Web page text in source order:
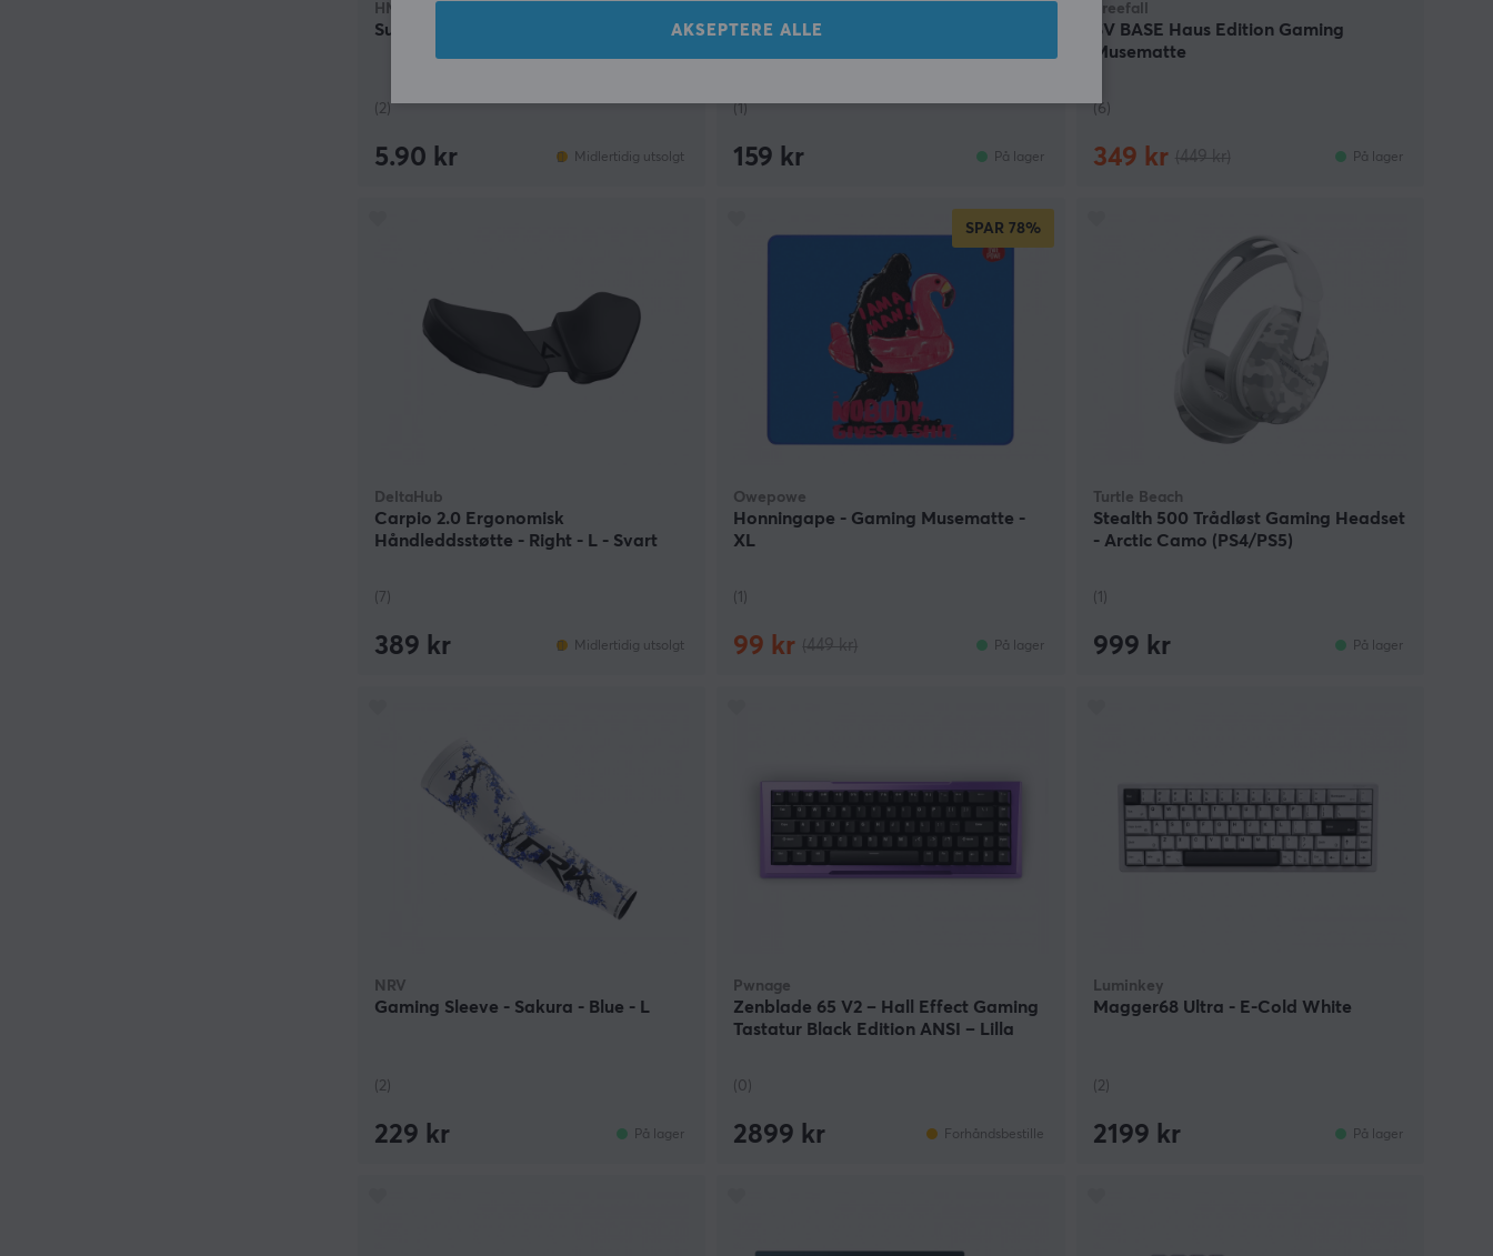
HMX
Sunset Gleam Linear Switch
(2)
5.90 kr Midlertidig utsolgt
Plate Mount Stabilizer V3 - Cream
(1)
159 kr På lager
Freefall
SV BASE Haus Edition Gaming
Musematte
(6)
349 kr På lager
DeltaHub
Carpio 2.0 Ergonomisk
Håndleddsstøtte - Right - L - Svart
(7)
389 kr Midlertidig utsolgt
SPAR 78%
Owepowe
Honningape - Gaming Musematte -
XL
(1)
99 kr På lager
Turtle Beach
Stealth 500 Trådløst Gaming Headset
- Arctic Camo (PS4/PS5)
(1)
999 kr På lager
NRV
Gaming Sleeve - Sakura - Blue - L
(2)
229 kr På lager
Pwnage
Zenblade 65 V2 – Hall Effect Gaming
Tastatur Black Edition ANSI – Lilla
(0)
2899 kr Forhåndsbestille
Luminkey
Magger68 Ultra - E-Cold White
(2)
2199 kr På lager
AKSEPTERE ALLE